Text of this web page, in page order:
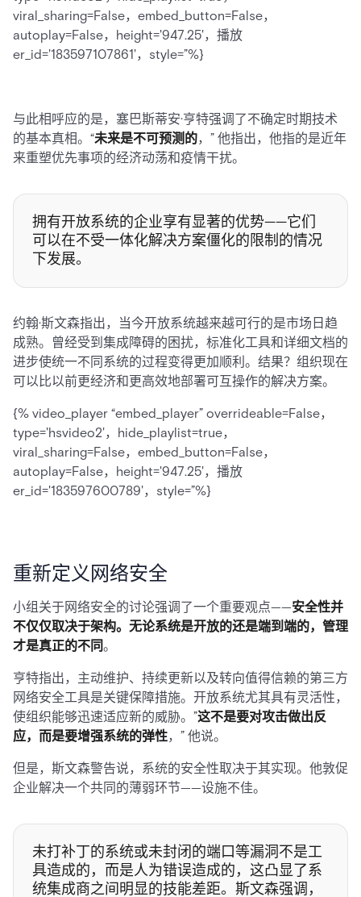
viral_sharing=False，embed_button=False，
autoplay=False，height='947.25'，播放
er_id='183597107861'，style=”%}
与此相呼应的是，塞巴斯蒂安·亨特强调了不确定时期技术
的基本真相。“未来是不可预测的，” 他指出，他指的是近年
来重塑优先事项的经济动荡和疫情干扰。
拥有开放系统的企业享有显著的优势——它们
可以在不受一体化解决方案僵化的限制的情况
下发展。
约翰·斯文森指出，当今开放系统越来越可行的是市场日趋
成熟。曾经受到集成障碍的困扰，标准化工具和详细文档的
进步使统一不同系统的过程变得更加顺利。结果？组织现在
可以比以前更经济和更高效地部署可互操作的解决方案。
{% video_player “embed_player” overrideable=False，
type='hsvideo2'，hide_playlist=true，
viral_sharing=False，embed_button=False，
autoplay=False，height='947.25'，播放
er_id='183597600789'，style=”%}
重新定义网络安全
小组关于网络安全的讨论强调了一个重要观点——安全性并
不仅仅取决于架构。无论系统是开放的还是端到端的，管理
才是真正的不同。
亨特指出，主动维护、持续更新以及转向值得信赖的第三方
网络安全工具是关键保障措施。开放系统尤其具有灵活性，
使组织能够迅速适应新的威胁。”这不是要对攻击做出反
应，而是要增强系统的弹性，” 他说。
但是，斯文森警告说，系统的安全性取决于其实现。他敦促
企业解决一个共同的薄弱环节——设施不佳。
未打补丁的系统或未封闭的端口等漏洞不是工
具造成的，而是人为错误造成的，这凸显了系
统集成商之间明显的技能差距。斯文森强调，